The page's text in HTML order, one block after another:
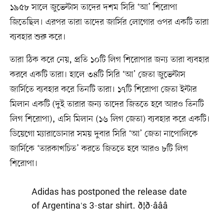
১৯৫৮ সালে জুভেন্টাস তাদের দশম সিরি ‘আ’ শিরোপা
জিতেছিল। এরপর তারা তাদের জার্সির লোগোর ওপর একটি তারা
ব্যবহার শুরু করে।
তারা ঠিক করে নেয়, প্রতি ১০টি লিগ শিরোপার জন্য তারা ব্যবহার
করবে একটি তারা। হালে ৩৪টি সিরি ‘আ’ জেতা জুভেন্টাস
জার্সিতে ব্যবহার করে তিনটি তারা। ১৭টি শিরোপা জেতা ইন্টার
মিলান একটি (দুই তারার জন্য তাদের জিততে হবে আরও তিনটি
লিগ শিরোপা), এসি মিলান (১৬ লিগ জেতা) ব্যবহার করে একটি।
ডিয়েগো ম্যারাডোনার সময় দুবার সিরি ‘আ’ জেতা নাপোলিকে
জার্সিকে ‘তারকাখচিত’ করতে জিততে হবে আরও ৮টি লিগ
শিরোপা।
Adidas has postponed the release date
of Argentina's 3-star shirt. ð¦ð·â­â­â­